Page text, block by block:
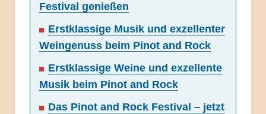
Festival genießen
Erstklassige Musik und exzellenter
Weingenuss beim Pinot and Rock
Erstklassige Weine und exzellente
Musik beim Pinot and Rock
Das Pinot and Rock Festival – jetzt